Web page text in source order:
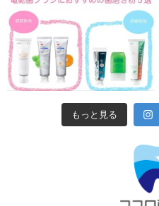
もっと見る